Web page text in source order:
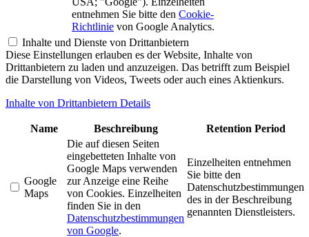
entnehmen Sie bitte den Cookie-
Richtlinie von Google Analytics.
Inhalte und Dienste von Drittanbietern
Diese Einstellungen erlauben es der Website, Inhalte von
Drittanbietern zu laden und anzuzeigen. Das betrifft zum Beispiel
die Darstellung von Videos, Tweets oder auch eines Aktienkurs.
Inhalte von Drittanbietern Details
Name Beschreibung Retention Period
Google
Maps
Die auf diesen Seiten
eingebetteten Inhalte von
Google Maps verwenden
zur Anzeige eine Reihe
von Cookies. Einzelheiten
finden Sie in den
Datenschutzbestimmungen
von Google.
Einzelheiten entnehmen
Sie bitte den
Datenschutzbestimmungen
des in der Beschreibung
genannten Dienstleisters.